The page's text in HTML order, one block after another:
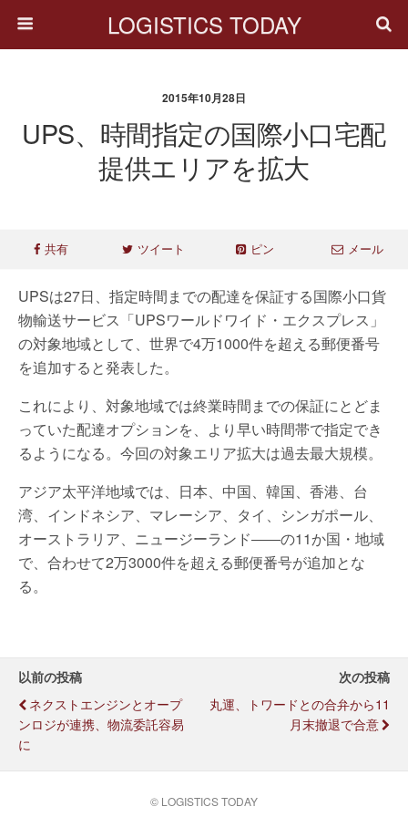
LOGISTICS TODAY
2015年10月28日
UPS、時間指定の国際小口宅配
提供エリアを拡大
共有 ツイート ピン メール
UPSは27日、指定時間までの配達を保証する国際小口貨
物輸送サービス「UPSワールドワイド・エクスプレス」
の対象地域として、世界で4万1000件を超える郵便番号
を追加すると発表した。
これにより、対象地域では終業時間までの保証にとどま
っていた配達オプションを、より早い時間帯で指定でき
るようになる。今回の対象エリア拡大は過去最大規模。
アジア太平洋地域では、日本、中国、韓国、香港、台
湾、インドネシア、マレーシア、タイ、シンガポール、
オーストラリア、ニュージーランド――の11か国・地域
で、合わせて2万3000件を超える郵便番号が追加とな
る。
以前の投稿
ネクストエンジンとオープ
ンロジが連携、物流委託容易
に
次の投稿
丸運、トワードとの合弁から11
月末撤退で合意
© LOGISTICS TODAY